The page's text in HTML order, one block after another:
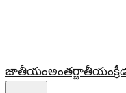
జాతీయంఅంతర్జాతీయం